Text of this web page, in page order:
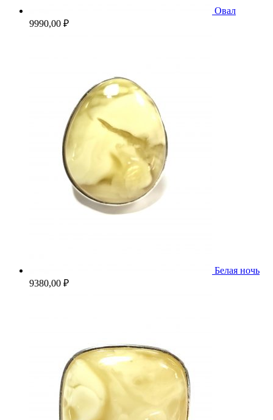
Овал
9990,00 ₽
Белая ночь
9380,00 ₽